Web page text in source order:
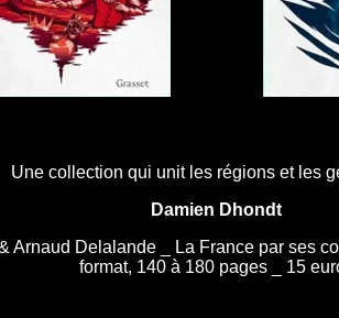
Une collection qui unit les régions et les
Damien Dhondt
Arnaud Delalande _ La France par ses
format, 140 à 180 pages _ 15